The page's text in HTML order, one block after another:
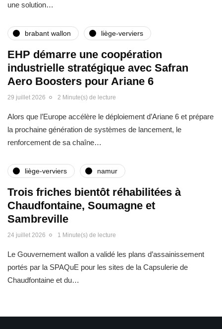
une solution…
brabant wallon liège-verviers
EHP démarre une coopération
industrielle stratégique avec Safran
Aero Boosters pour Ariane 6
29 juillet 2026 2 Minute(s) de lecture
Alors que l’Europe accélère le déploiement d’Ariane 6 et prépare
la prochaine génération de systèmes de lancement, le
renforcement de sa chaîne…
liège-verviers namur
Trois friches bientôt réhabilitées à
Chaudfontaine, Soumagne et
Sambreville
24 juillet 2026 1 Minute(s) de lecture
Le Gouvernement wallon a validé les plans d’assainissement
portés par la SPAQuE pour les sites de la Capsulerie de
Chaudfontaine et du…